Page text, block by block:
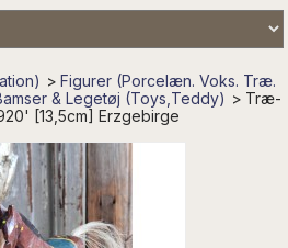
> Figurer (Porcelæn. Voks. Træ.
& Legetøj (Toys,Teddy) > Træ-
[13,5cm] Erzgebirge